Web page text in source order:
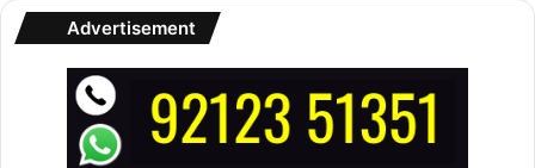
Advertisement